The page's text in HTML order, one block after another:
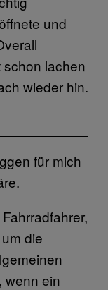
und
schon lachen
wieder hin.
für mich
die
wenn ein